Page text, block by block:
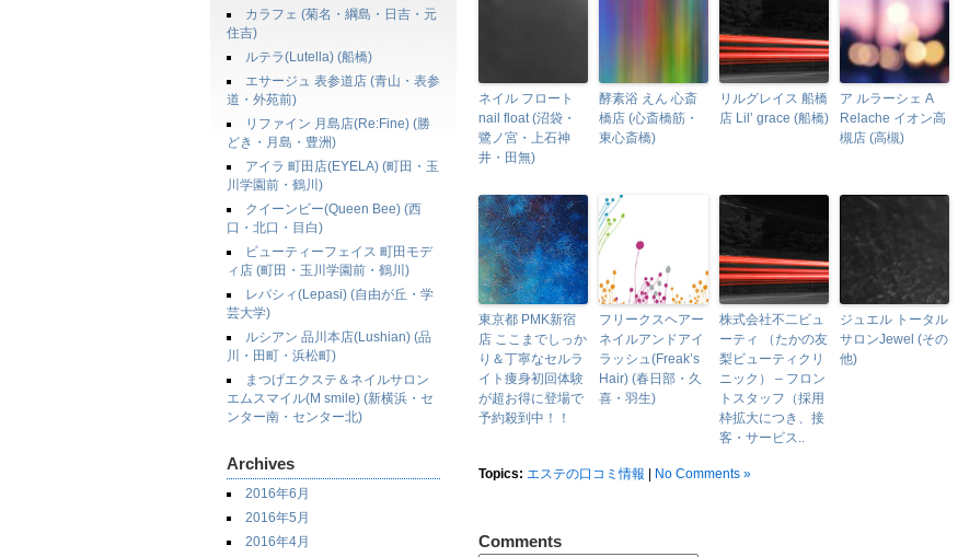
カラフェ (菊名・綱島・日吉・元
住吉)
ルテラ(Lutella) (船橋)
エサージュ 表参道店 (青山・表参
道・外苑前)
リファイン 月島店(Re:Fine) (勝
どき・月島・豊洲)
アイラ 町田店(EYELA) (町田・玉
川学園前・鶴川)
クイーンビー(Queen Bee) (西
口・北口・目白)
ビューティーフェイス 町田モデ
ィ店 (町田・玉川学園前・鶴川)
レパシィ(Lepasi) (自由が丘・学
芸大学)
ルシアン 品川本店(Lushian) (品
川・田町・浜松町)
まつげエクステ＆ネイルサロン
エムスマイル(M smile) (新横浜・セ
ンター南・センター北)
Archives
2016年6月
2016年5月
2016年4月
ネイル フロート
nail float (沼袋・
鷺ノ宮・上石神
井・田無)
酵素浴 えん 心斎
橋店 (心斎橋筋・
東心斎橋)
リルグレイス 船橋
店 Lil’ grace (船橋)
ア ルラーシェ A
Relache イオン高
槻店 (高槻)
東京都 PMK新宿
店 ここまでしっか
り＆丁寧なセルラ
イト痩身初回体験
が超お得に登場で
予約殺到中！！
フリークスヘアー
ネイルアンドアイ
ラッシュ(Freak’s
Hair) (春日部・久
喜・羽生)
株式会社不二ビュ
ーティ （たかの友
梨ビューティクリ
ニック） – フロン
トスタッフ（採用
枠拡大につき、接
客・サービス..
ジュエル トータル
サロンJewel (その
他)
Topics: エステの口コミ情報 No Comments »
Comments